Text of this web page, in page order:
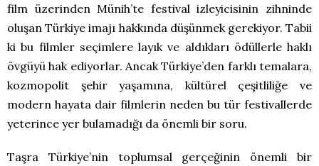
film üzerinden Münih’te festival izleyicisinin zihninde
oluşan Türkiye imajı hakkında düşünmek gerekiyor. Tabii
ki bu filmler seçimlere layık ve aldıkları ödüllerle haklı
övgüyü hak ediyorlar. Ancak Türkiye’den farklı temalara,
kozmopolit şehir yaşamına, kültürel çeşitliliğe ve
modern hayata dair filmlerin neden bu tür festivallerde
yeterince yer bulamadığı da önemli bir soru.
Taşra Türkiye’nin toplumsal gerçeğinin önemli bir